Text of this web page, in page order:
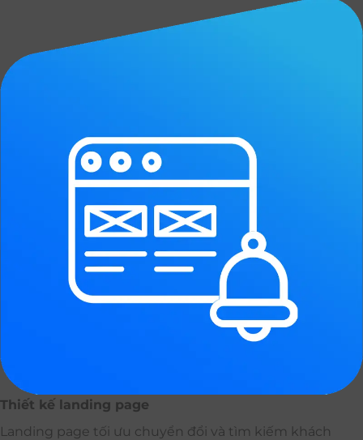
Thiết kế landing page
Landing page tối ưu chuyển đổi và tìm kiếm khách